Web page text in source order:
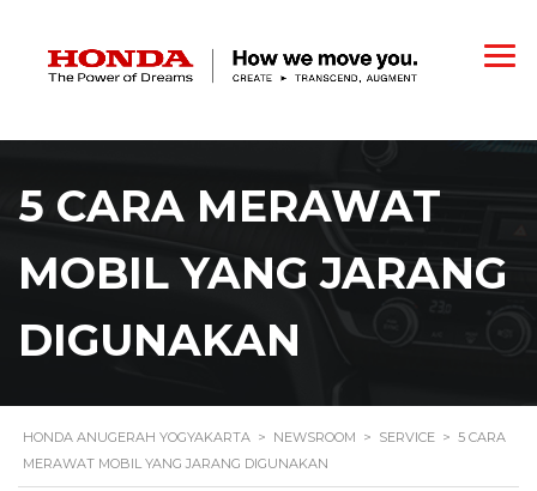
5 CARA MERAWAT
MOBIL YANG JARANG
DIGUNAKAN
HONDA ANUGERAH YOGYAKARTA > NEWSROOM > SERVICE > 5 CARA
MERAWAT MOBIL YANG JARANG DIGUNAKAN